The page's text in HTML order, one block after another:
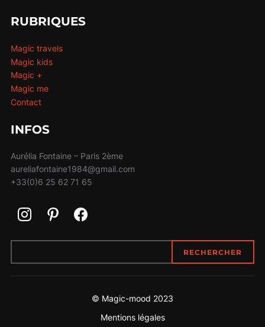
RUBRIQUES
Magic travels
Magic kids
Magic +
Magic me
Contact
INFOS
Aurélia Fontaine – Paris 2ème
aureliafontaine1984@gmail.com
+33(0)6 25 62 71 65
RECHERCHER
© Magic-mood 2023
Mentions légales